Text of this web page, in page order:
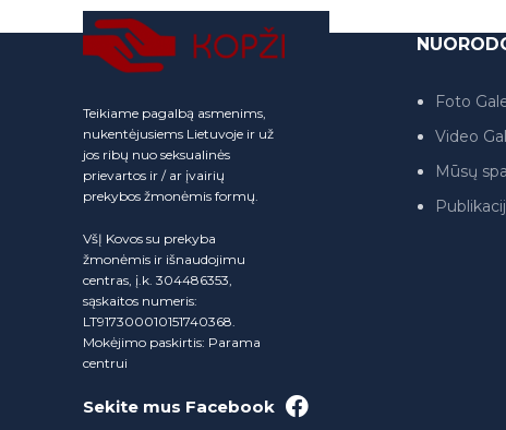
Teikiame pagalbą asmenims,
nukentėjusiems Lietuvoje ir už
jos ribų nuo seksualinės
prievartos ir / ar įvairių
prekybos žmonėmis formų.
VšĮ Kovos su prekyba
žmonėmis ir išnaudojimu
centras, į.k. 304486353,
sąskaitos numeris:
LT917300010151740368.
Mokėjimo paskirtis: Parama
centrui
Sekite mus Facebook
Foto
Video
Mūsų